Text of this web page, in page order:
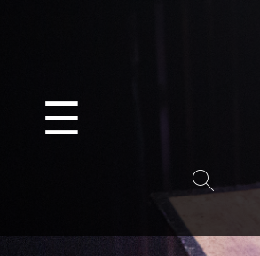
☰